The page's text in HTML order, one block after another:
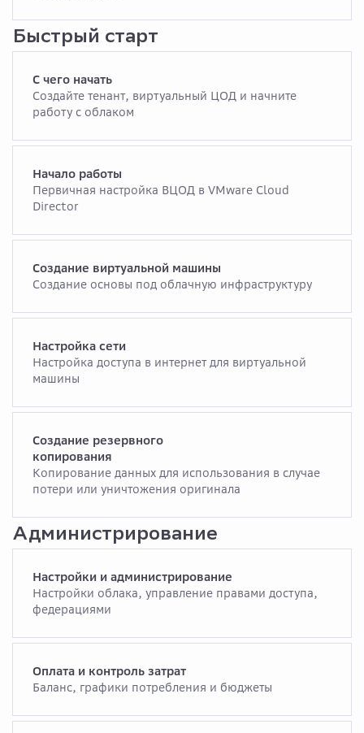
Быстрый старт
С чего начать
Создайте тенант, виртуальный ЦОД и начните
работу с облаком
Начало работы
Первичная настройка ВЦОД в VMware Cloud
Director
Создание виртуальной машины
Создание основы под облачную инфраструктуру
Настройка сети
Настройка доступа в интернет для виртуальной
машины
Создание резервного
копирования
Копирование данных для использования в случае
потери или уничтожения оригинала
Администрирование
Настройки и администрирование
Настройки облака, управление правами доступа,
федерациями
Оплата и контроль затрат
Баланс, графики потребления и бюджеты